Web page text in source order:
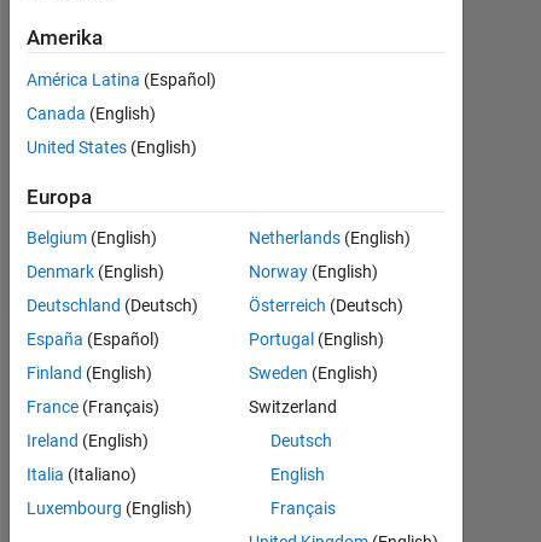
Following:
0
Follow
Professional
Modeling
Abzeichen
Jessica
Abzeichen
MATLAB
Answers
Alle
Amerika
América Latina (Español)
Canada (English)
United States (English)
Europa
Belgium (English)
Denmark (English)
Deutschland (Deutsch)
España (Español)
Finland (English)
France (Français)
Ireland (English)
Italia (Italiano)
Luxembourg (English)
Netherlands (English)
Norway (English)
Österreich (Deutsch)
Portugal (English)
Sweden (English)
Switzerland
Deutsch
English
Français